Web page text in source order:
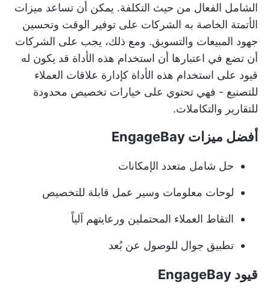
الشامل الفعال من حيث التكلفة. يمكن أن تساعد ميزات
الأتمتة الخاصة به الشركات على توفير الوقت وتحسين
جهود المبيعات والتسويق. ومع ذلك، يجب على الشركات
أن تضع في اعتبارها أن استخدام هذه الأداة قد يكون له
قيود على استخدام هذه الأداة كإدارة علاقات العملاء
للتصنيع - فهي تحتوي على خيارات تخصيص محدودة
للتقارير والتكاملات.
أفضل ميزات EngageBay
حل شامل متعدد الإمكانات
لوحات معلومات وسير عمل قابلة للتخصيص
التقاط العملاء المحتملين ورعايتهم آلياً
تطبيق جوال للوصول عن بُعد
قيود EngageBay